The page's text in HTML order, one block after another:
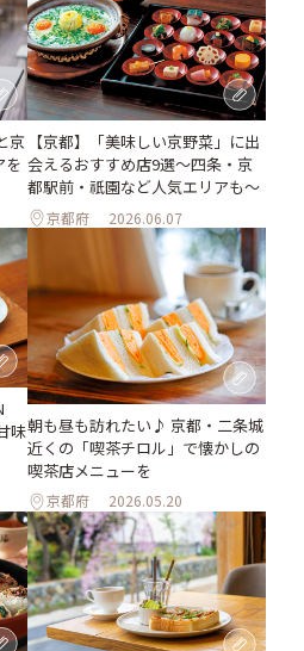
京
を
【京都】「美味しい京野菜」に出
会えるおすすめ店9選～四条・京
都駅前・祇園など人気エリアも～
京都府 2026.06.07
味朝も昼も訪れたい♪ 京都・二条城
近くの「喫茶チロル」で懐かしの
喫茶店メニューを
京都府 2026.05.20